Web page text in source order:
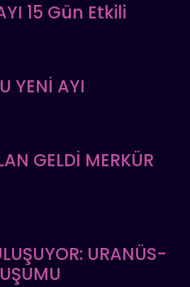
15 Gün Etkili
YENİ AYI
GELDİ MERKÜR
URANÜS-